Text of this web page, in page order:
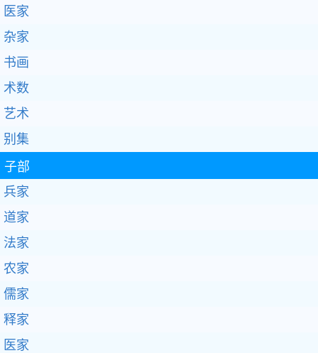
医家
杂家
书画
术数
艺术
别集
子部
兵家
道家
法家
农家
儒家
释家
医家